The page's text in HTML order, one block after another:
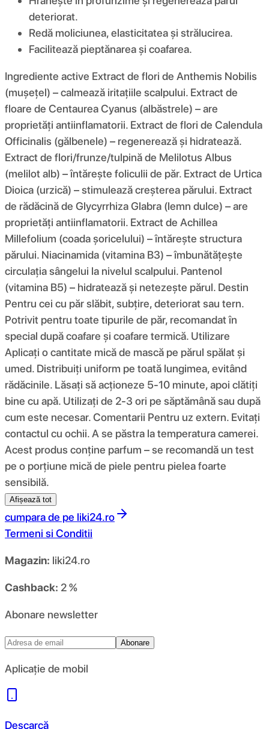
deteriorat.
Redă moliciunea, elasticitatea și strălucirea.
Facilitează pieptănarea și coafarea.
Ingrediente active Extract de flori de Anthemis Nobilis
(mușețel) – calmează iritațiile scalpului. Extract de
floare de Centaurea Cyanus (albăstrele) – are
proprietăți antiinflamatorii. Extract de flori de Calendula
Officinalis (gălbenele) – regenerează și hidratează.
Extract de flori/frunze/tulpină de Melilotus Albus
(melilot alb) – întărește foliculii de păr. Extract de Urtica
Dioica (urzică) – stimulează creșterea părului. Extract
de rădăcină de Glycyrrhiza Glabra (lemn dulce) – are
proprietăți antiinflamatorii. Extract de Achillea
Millefolium (coada șoricelului) – întărește structura
părului. Niacinamida (vitamina B3) – îmbunătățește
circulația sângelui la nivelul scalpului. Pantenol
(vitamina B5) – hidratează și netezește părul. Destin
Pentru cei cu păr slăbit, subțire, deteriorat sau tern.
Potrivit pentru toate tipurile de păr, recomandat în
special după coafare și coafare termică. Utilizare
Aplicați o cantitate mică de mască pe părul spălat și
umed. Distribuiți uniform pe toată lungimea, evitând
rădăcinile. Lăsați să acționeze 5-10 minute, apoi clătiți
bine cu apă. Utilizați de 2-3 ori pe săptămână sau după
cum este necesar. Comentarii Pentru uz extern. Evitați
contactul cu ochii. A se păstra la temperatura camerei.
Acest produs conține parfum – se recomandă un test
pe o porțiune mică de piele pentru pielea foarte
sensibilă.
Afișează tot
cumpara de pe liki24.ro
Termeni si Conditii
Magazin: liki24.ro
Cashback: 2 %
Abonare newsletter
Abonare
Aplicație de mobil
Descarcă